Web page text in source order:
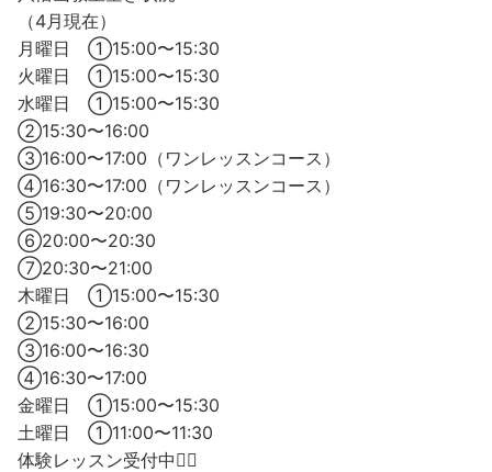
（4月現在）
月曜日 ①15:00〜15:30
火曜日 ①15:00〜15:30
水曜日 ①15:00〜15:30
②15:30〜16:00
③16:00〜17:00（ワンレッスンコース）
④16:30〜17:00（ワンレッスンコース）
⑤19:30〜20:00
⑥20:00〜20:30
⑦20:30〜21:00
木曜日 ①15:00〜15:30
②15:30〜16:00
③16:00〜16:30
④16:30〜17:00
金曜日 ①15:00〜15:30
土曜日 ①11:00〜11:30
体験レッスン受付中💁‍♀️